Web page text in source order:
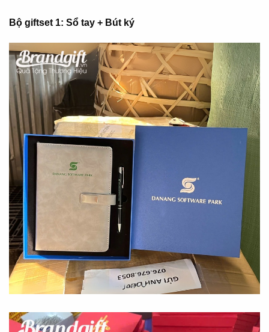
Bộ giftset 1: Sổ tay + Bút ký